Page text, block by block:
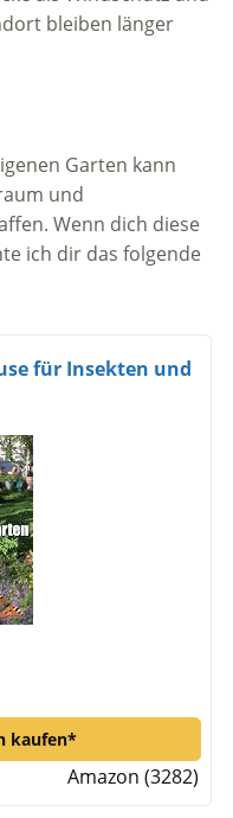
bleiben länger
Garten kann
und
Wenn dich diese
ich dir das folgende
für Insekten und
kaufen*
Amazon (3282)